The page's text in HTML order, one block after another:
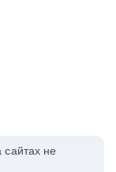
не